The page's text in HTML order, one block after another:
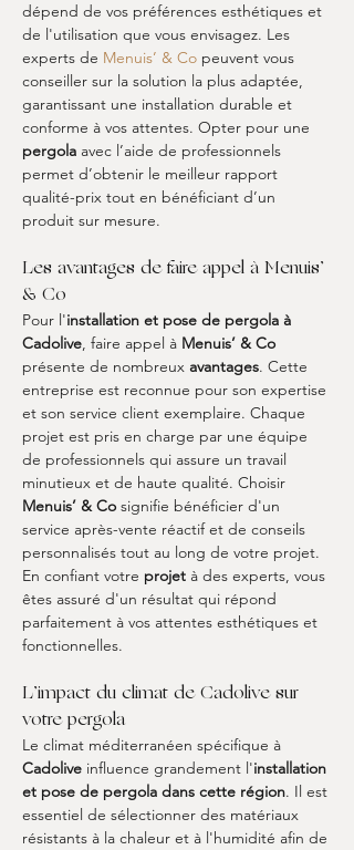
dépend de vos préférences esthétiques et
de l'utilisation que vous envisagez. Les
experts de Menuis’ & Co peuvent vous
conseiller sur la solution la plus adaptée,
garantissant une installation durable et
conforme à vos attentes. Opter pour une
pergola avec l’aide de professionnels
permet d’obtenir le meilleur rapport
qualité-prix tout en bénéficiant d’un
produit sur mesure.
Les avantages de faire appel à Menuis’
& Co
Pour l'installation et pose de pergola à
Cadolive, faire appel à Menuis’ & Co
présente de nombreux avantages. Cette
entreprise est reconnue pour son expertise
et son service client exemplaire. Chaque
projet est pris en charge par une équipe
de professionnels qui assure un travail
minutieux et de haute qualité. Choisir
Menuis’ & Co signifie bénéficier d'un
service après-vente réactif et de conseils
personnalisés tout au long de votre projet.
En confiant votre projet à des experts, vous
êtes assuré d'un résultat qui répond
parfaitement à vos attentes esthétiques et
fonctionnelles.
L’impact du climat de Cadolive sur
votre pergola
Le climat méditerranéen spécifique à
Cadolive influence grandement l'installation
et pose de pergola dans cette région. Il est
essentiel de sélectionner des matériaux
résistants à la chaleur et à l'humidité afin de